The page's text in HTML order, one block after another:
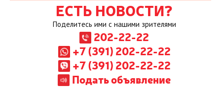
ЕСТЬ НОВОСТИ?
Поделитесь ими с нашими зрителями
202-22-22
+7 (391) 202-22-22
+7 (391) 202-22-22
Подать объявление